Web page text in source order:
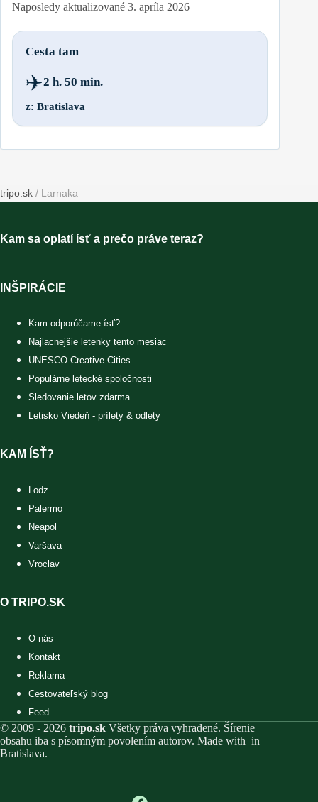
Naposledy aktualizované 3. apríla 2026
Cesta tam
✈️2 h. 50 min.
z: Bratislava
tripo.sk / Larnaka
Kam sa oplatí ísť a prečo práve teraz?
INŠPIRÁCIE
Kam odporúčame ísť?
Najlacnejšie letenky tento mesiac
UNESCO Creative Cities
Populárne letecké spoločnosti
Sledovanie letov zdarma
Letisko Viedeň - prílety & odlety
KAM ÍSŤ?
Lodz
Palermo
Neapol
Varšava
Vroclav
O TRIPO.SK
O nás
Kontakt
Reklama
Cestovateľský blog
Feed
© 2009 - 2026 tripo.sk Všetky práva vyhradené. Šírenie
obsahu iba s písomným povolením autorov. Made with in
Bratislava.